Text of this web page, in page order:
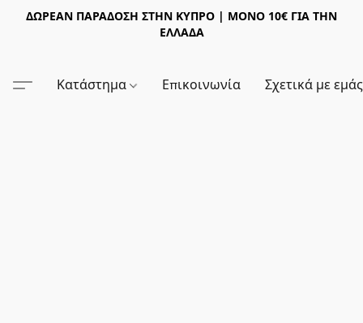
ΔΩΡΕΑΝ ΠΑΡΑΔΟΣΗ ΣΤΗΝ ΚΥΠΡΟ | ΜΟΝΟ 10€ ΓΙΑ ΤΗΝ
ΕΛΛΑΔΑ
Κατάστημα Επικοινωνία Σχετικά με εμάς